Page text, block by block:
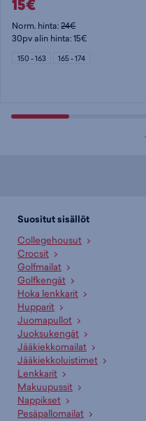
15€
Norm. hinta:24€
30pv alin hinta: 15€
150 - 163 165 - 174
Suositut sisällöt
Collegehousut
Crocsit
Golfmailat
Golfkengät
Hoka lenkkarit
Hupparit
Juomapullot
Juoksukengät
Jääkiekkomailat
Jääkiekkoluistimet
Lenkkarit
Makuupussit
Nappikset
Pesäpallomailat